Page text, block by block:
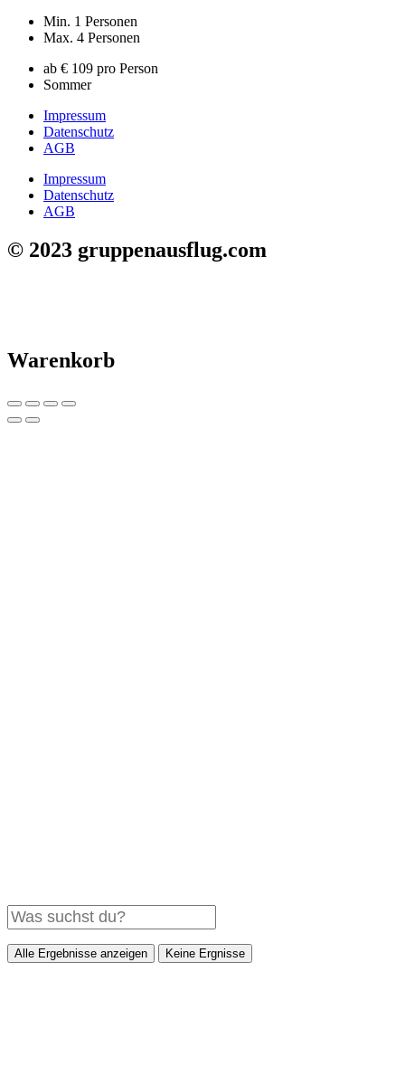
Min. 1 Personen
Max. 4 Personen
ab € 109 pro Person
Sommer
Impressum
Datenschutz
AGB
Impressum
Datenschutz
AGB
© 2023 gruppenausflug.com
Warenkorb
Alle Ergebnisse anzeigen Keine Ergnisse